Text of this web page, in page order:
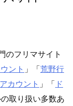
のフリマサイト
ント 」「荒野行
カウント 」「 ド
取り扱い多数あ